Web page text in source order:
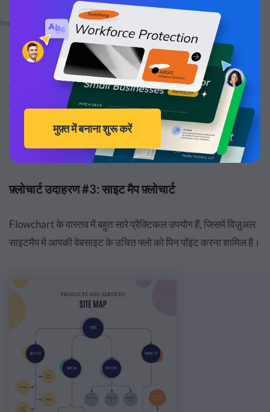
Image Source
इसके अलावा, Arrow एक कार्यात्मक उद्देश्य की पूर्ति करते हैं, आपको को
अपने लक्ष्य की ओर अधिक स्वतंत्र रूप से निर्देशित करते हैं। विभिन्न पथ
प्रकारों के साथ प्रयोग करें, इस तरह की एक फ्री फ्लो स्टाइल से,
ट्रेडिशनल Arrows और Lines के अलावा अन्य आइटम्स का उपयोग
करने के लिए, और देखें कि आपके लिए क्या काम करता है।
फ़्लोचार्ट उदाहरण #3: साइट मैप फ़्लोचार्ट
Flowchart के वास्तव में बहुत सारे प्रैक्टिकल उपयोग हैं, जिसमें विज़ुअल
साइटमैप में आपकी वेबसाइट के उचित फ्लो को पिन पॉइंट करना शामिल है।